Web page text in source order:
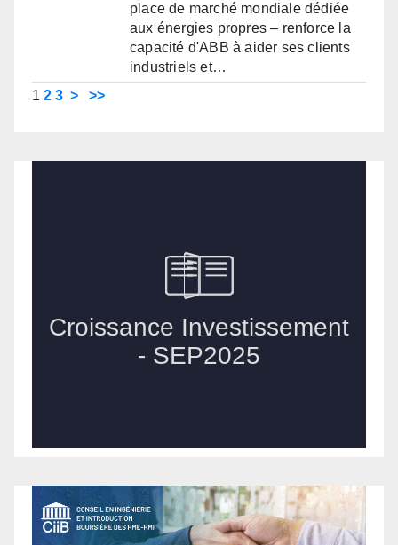
place de marché mondiale dédiée
aux énergies propres – renforce la
capacité d'ABB à aider ses clients
industriels et…
1 2 3 > >>